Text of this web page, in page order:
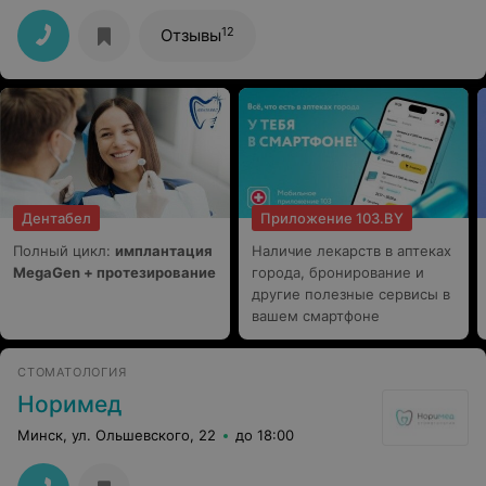
АЛЕКСЕЮ АНДРЕЕВИЧУ и директору ИВАНУ
ВИКТОРОВИЧУ за высокий
профессионализм,ответственное и доброе
отношение,желаю здоровья,дальнейших успехов и
процветания.Также благодарю медсестру и
администраторов за внимательное отношение.
Отзывы12
Дентабел
Полный цикл: имплантация
MegaGen + протезирование
Приложение 103.BY
Наличие лекарств в аптеках
города, бронирование и
другие полезные сервисы в
вашем смартфоне
СТОМАТОЛОГИЯ
Норимед
Минск, ул. Ольшевского, 22 до 18:00